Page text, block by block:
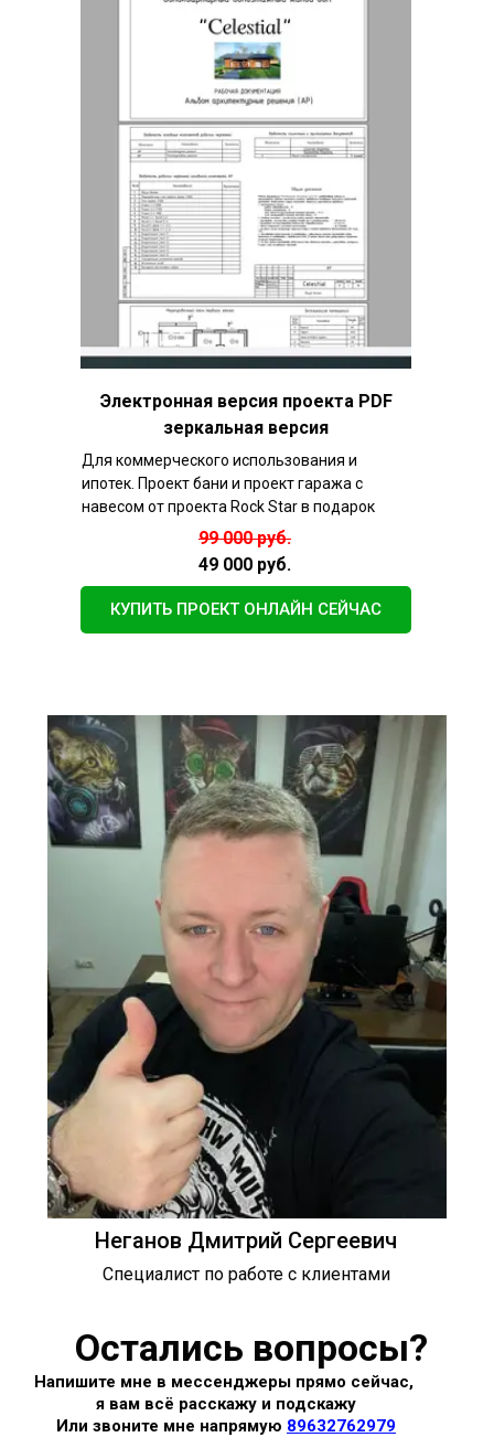
КУПИТЬ ПРОЕКТ ОНЛАЙН СЕЙЧАС
99 000 руб.
49 000 руб.
Для коммерческого использования и
ипотек. Проект бани и проект гаража с
навесом от проекта Rock Star в подарок
Электронная версия проекта PDF
зеркальная версия
Специалист по работе с клиентами
Неганов Дмитрий Сергеевич
Остались вопросы?
Напишите мне в мессенджеры прямо сейчас,
я вам всё расскажу и подскажу
Или звоните мне напрямую 89632762979